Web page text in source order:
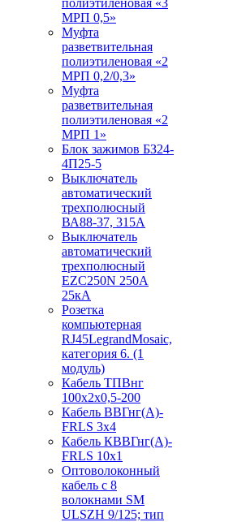
полиэтиленовая «3
МРП 0,5»
Муфта
разветвительная
полиэтиленовая «2
МРП 0,2/0,3»
Муфта
разветвительная
полиэтиленовая «2
МРП 1»
Блок зажимов БЗ24-
4П25-5
Выключатель
автоматический
трехполюсный
ВА88-37, 315А
Выключатель
автоматический
трехполюсный
EZC250N 250А
25кА
Розетка
компьютерная
RJ45LegrandMosaic,
категория 6. (1
модуль)
Кабель ТПВнг
100х2х0,5-200
Кабель ВВГнг(А)-
FRLS 3х4
Кабель КВВГнг(А)-
FRLS 10х1
Оптоволоконный
кабель с 8
волокнами SM
ULSZH 9/125; тип